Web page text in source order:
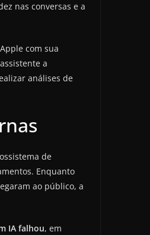
nas conversas e a
com sua
a
análises de
de
Enquanto
ao público, a
IA falhou, em